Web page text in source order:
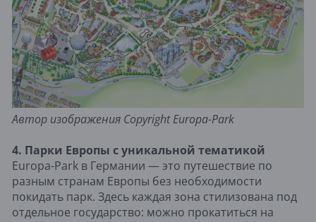
Автор изображения Copyright Europa-Park
4. Парки Европы с уникальной тематикой
Europa-Park в Германии — это путешествие по
разным странам Европы без необходимости
покидать парк. Здесь каждая зона стилизована под
отдельное государство: можно прокатиться на